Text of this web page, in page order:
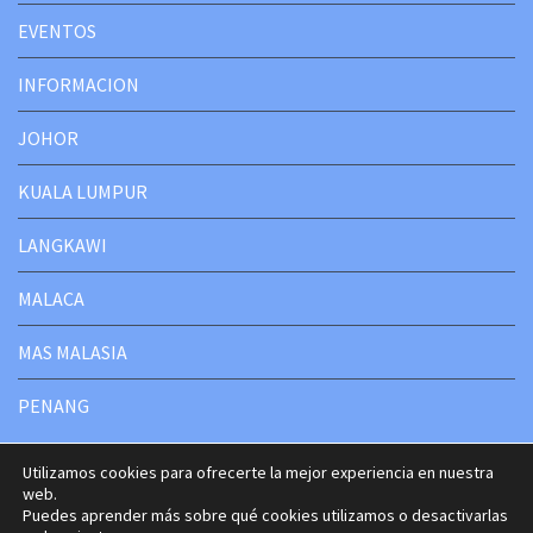
EVENTOS
INFORMACION
JOHOR
KUALA LUMPUR
LANGKAWI
MALACA
MAS MALASIA
PENANG
Copyright © 2020-2025 Malasia Turismo
Utilizamos cookies para ofrecerte la mejor experiencia en nuestra
web.
Puedes aprender más sobre qué cookies utilizamos o desactivarlas